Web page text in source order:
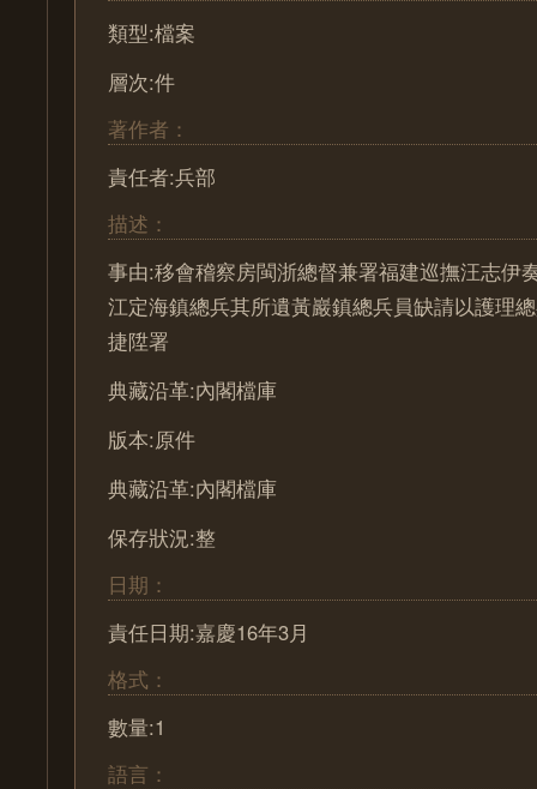
類型:檔案
層次:件
著作者：
責任者:兵部
描述：
事由:移會稽察房閩浙總督兼署福建巡撫汪志伊
江定海鎮總兵其所遺黃巖鎮總兵員缺請以護理
捷陞署
典藏沿革:內閣檔庫
版本:原件
典藏沿革:內閣檔庫
保存狀況:整
日期：
責任日期:嘉慶16年3月
格式：
數量:1
語言：